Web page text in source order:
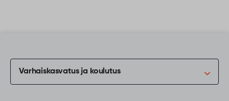
Varhaiskasvatus ja koulutus